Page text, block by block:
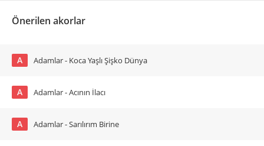
Önerilen akorlar
A Adamlar - Koca Yaşlı Şişko Dünya
A Adamlar - Acının İlacı
A Adamlar - Sarılırım Birine